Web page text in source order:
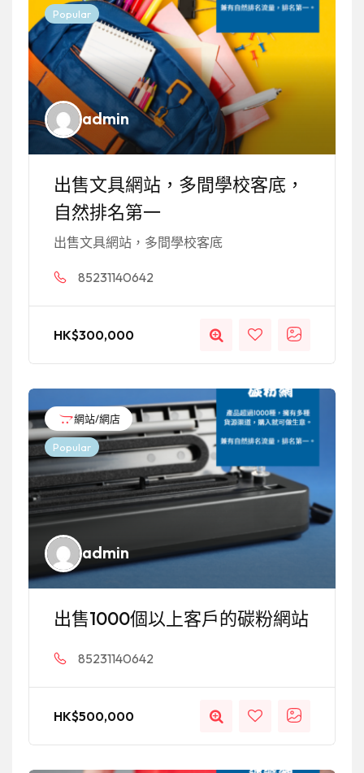
Popular
admin
出售文具網站，多間學校客底，
自然排名第一
出售文具網站，多間學校客底
85231140642
HK$300,000
網站/網店
Popular
admin
出售1000個以上客戶的碳粉網站
85231140642
HK$500,000